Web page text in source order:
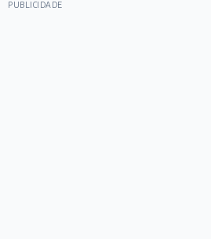
PUBLICIDADE